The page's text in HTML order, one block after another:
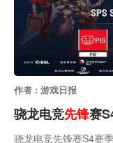
作者 : 游戏日报
骁龙电竞先锋赛
骁龙电竞先锋赛S4赛